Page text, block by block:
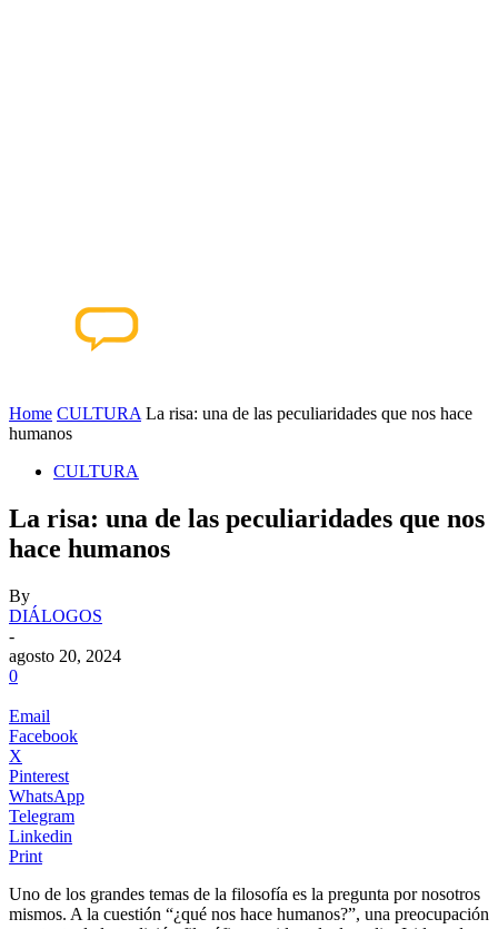
Home CULTURA La risa: una de las peculiaridades que nos hace
humanos
CULTURA
La risa: una de las peculiaridades que nos
hace humanos
By
DIÁLOGOS
-
agosto 20, 2024
0
Email
Facebook
X
Pinterest
WhatsApp
Telegram
Linkedin
Print
Uno de los grandes temas de la filosofía es la pregunta por nosotros
mismos. A la cuestión “¿qué nos hace humanos?”, una preocupación